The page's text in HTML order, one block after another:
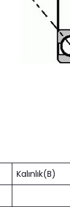
Kalınlık(B)